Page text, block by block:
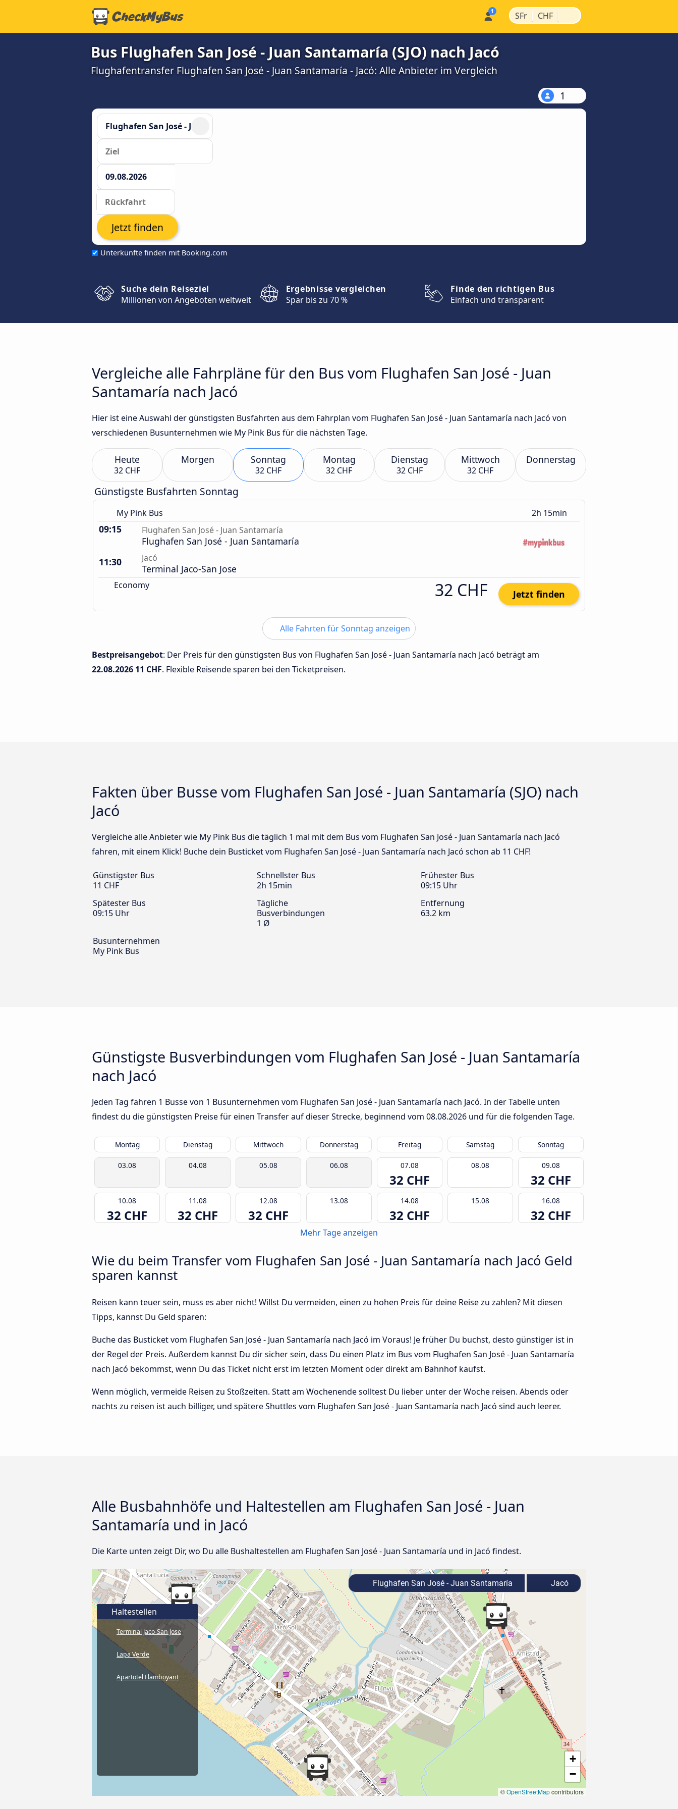
SFr | CHF |
Bus Flughafen San José - Juan Santamaría (SJO) nach Jacó
Flughafentransfer Flughafen San José - Juan Santamaría - Jacó: Alle Anbieter im Vergleich
1
Unterkünfte finden mit Booking.com
Jetzt finden
Suche dein Reiseziel
Millionen von Angeboten weltweit
Ergebnisse vergleichen
Spar bis zu 70 %
Finde den richtigen Bus
Einfach und transparent
Vergleiche alle Fahrpläne für den Bus vom Flughafen San José - Juan
Santamaría nach Jacó
Hier ist eine Auswahl der günstigsten Busfahrten aus dem Fahrplan vom Flughafen San José - Juan Santamaría nach Jacó von
verschiedenen Busunternehmen wie My Pink Bus für die nächsten Tage.
Heute
32 CHF
Morgen Sonntag
32 CHF
Montag
32 CHF
Dienstag
32 CHF
Mittwoch
32 CHF
Donnerstag
Günstigste Busfahrten Sonntag
My Pink Bus 2h 15min
09:15 Flughafen San José - Juan Santamaría
Flughafen San José - Juan Santamaría
11:30
Jacó
Terminal Jaco-San Jose
Economy 32 CHF Jetzt finden
Alle Fahrten für Sonntag anzeigen
Bestpreisangebot: Der Preis für den günstigsten Bus von Flughafen San José - Juan Santamaría nach Jacó beträgt am
22.08.2026 11 CHF. Flexible Reisende sparen bei den Ticketpreisen.
Fakten über Busse vom Flughafen San José - Juan Santamaría (SJO) nach
Jacó
Vergleiche alle Anbieter wie My Pink Bus die täglich 1 mal mit dem Bus vom Flughafen San José - Juan Santamaría nach Jacó
fahren, mit einem Klick! Buche dein Busticket vom Flughafen San José - Juan Santamaría nach Jacó schon ab 11 CHF!
Günstigster Bus
11 CHF
Schnellster Bus
2h 15min
Frühester Bus
09:15 Uhr
Spätester Bus
09:15 Uhr
Tägliche
Busverbindungen
1 Ø
Entfernung
63.2 km
Busunternehmen
My Pink Bus
Günstigste Busverbindungen vom Flughafen San José - Juan Santamaría
nach Jacó
Jeden Tag fahren 1 Busse von 1 Busunternehmen vom Flughafen San José - Juan Santamaría nach Jacó. In der Tabelle unten
findest du die günstigsten Preise für einen Transfer auf dieser Strecke, beginnend vom 08.08.2026 und für die folgenden Tage.
Montag Dienstag Mittwoch Donnerstag Freitag Samstag Sonntag
03.08 04.08 05.08 06.08 07.08
32 CHF
08.08 09.08
32 CHF
10.08
32 CHF
11.08
32 CHF
12.08
32 CHF
13.08 14.08
32 CHF
15.08 16.08
32 CHF
Mehr Tage anzeigen
Wie du beim Transfer vom Flughafen San José - Juan Santamaría nach Jacó Geld
sparen kannst
Reisen kann teuer sein, muss es aber nicht! Willst Du vermeiden, einen zu hohen Preis für deine Reise zu zahlen? Mit diesen
Tipps, kannst Du Geld sparen:
Buche das Busticket vom Flughafen San José - Juan Santamaría nach Jacó im Voraus! Je früher Du buchst, desto günstiger ist in
der Regel der Preis. Außerdem kannst Du dir sicher sein, dass Du einen Platz im Bus vom Flughafen San José - Juan Santamaría
nach Jacó bekommst, wenn Du das Ticket nicht erst im letzten Moment oder direkt am Bahnhof kaufst.
Wenn möglich, vermeide Reisen zu Stoßzeiten. Statt am Wochenende solltest Du lieber unter der Woche reisen. Abends oder
nachts zu reisen ist auch billiger, und spätere Shuttles vom Flughafen San José - Juan Santamaría nach Jacó sind auch leerer.
Alle Busbahnhöfe und Haltestellen am Flughafen San José - Juan
Santamaría und in Jacó
Die Karte unten zeigt Dir, wo Du alle Bushaltestellen am Flughafen San José - Juan Santamaría und in Jacó findest.
+
−
©OpenStreetMapcontributors
Haltestellen
Terminal Jaco-San Jose
Lapa Verde
Apartotel Flamboyant
Flughafen San José - Juan Santamaría Jacó